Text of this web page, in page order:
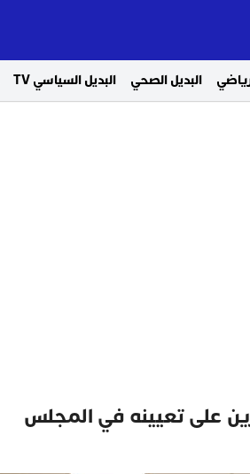
البديل الصحي البديل السياسي TV
على تعيينه في المجلس